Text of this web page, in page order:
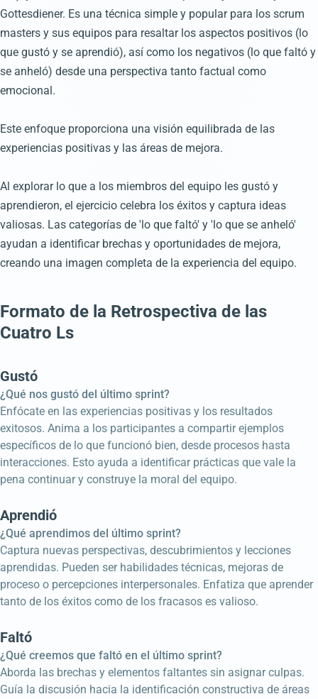
Gottesdiener. Es una técnica simple y popular para los scrum
masters y sus equipos para resaltar los aspectos positivos (lo
que gustó y se aprendió), así como los negativos (lo que faltó y
se anheló) desde una perspectiva tanto factual como
emocional.
Este enfoque proporciona una visión equilibrada de las
experiencias positivas y las áreas de mejora.
Al explorar lo que a los miembros del equipo les gustó y
aprendieron, el ejercicio celebra los éxitos y captura ideas
valiosas. Las categorías de 'lo que faltó' y 'lo que se anheló'
ayudan a identificar brechas y oportunidades de mejora,
creando una imagen completa de la experiencia del equipo.
Formato de la Retrospectiva de las
Cuatro Ls
Gustó
¿Qué nos gustó del último sprint?
Enfócate en las experiencias positivas y los resultados
exitosos. Anima a los participantes a compartir ejemplos
específicos de lo que funcionó bien, desde procesos hasta
interacciones. Esto ayuda a identificar prácticas que vale la
pena continuar y construye la moral del equipo.
Aprendió
¿Qué aprendimos del último sprint?
Captura nuevas perspectivas, descubrimientos y lecciones
aprendidas. Pueden ser habilidades técnicas, mejoras de
proceso o percepciones interpersonales. Enfatiza que aprender
tanto de los éxitos como de los fracasos es valioso.
Faltó
¿Qué creemos que faltó en el último sprint?
Aborda las brechas y elementos faltantes sin asignar culpas.
Guía la discusión hacia la identificación constructiva de áreas